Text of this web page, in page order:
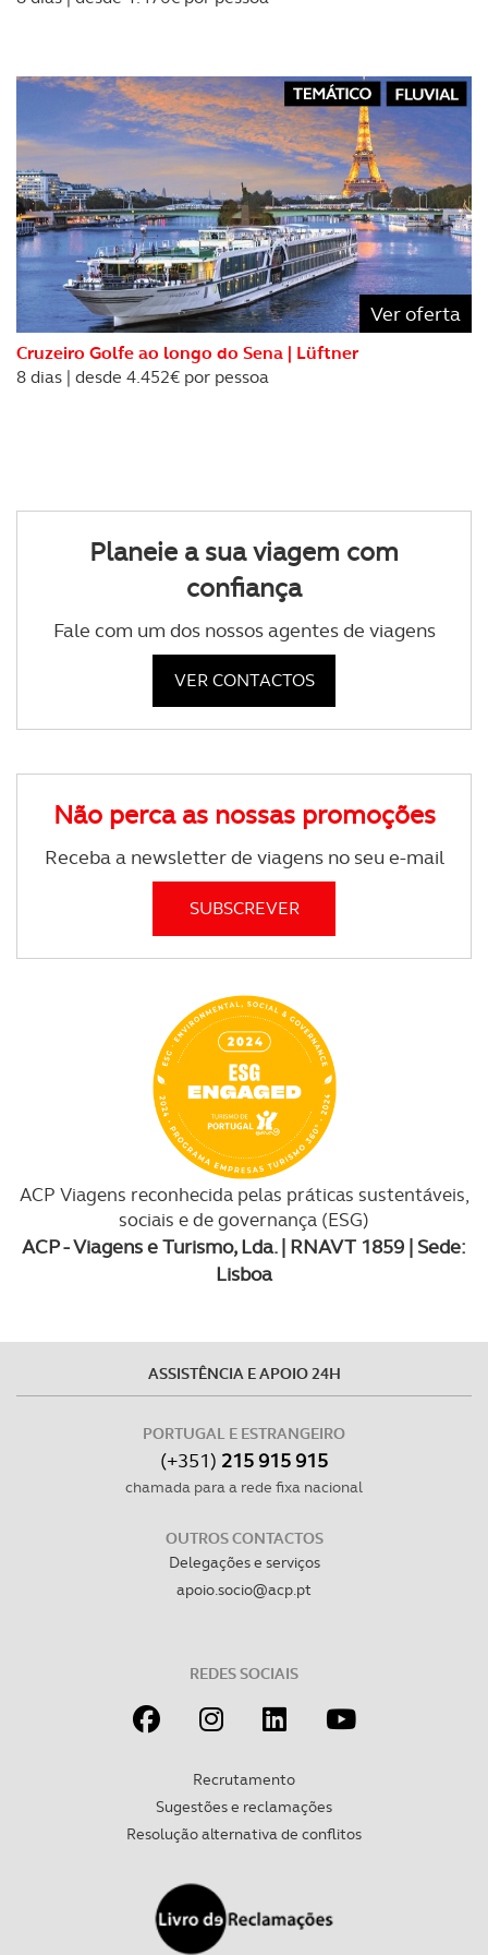
Ver oferta
Cruzeiro Golfe ao longo do Sena | Lüftner
8 dias | desde 4.452€ por pessoa
Planeie a sua viagem com
confiança
Fale com um dos nossos agentes de viagens
VER CONTACTOS
Não perca as nossas promoções
Receba a newsletter de viagens no seu e-mail
ACP Viagens reconhecida pelas práticas sustentáveis,
sociais e de governança (ESG)
ACP - Viagens e Turismo, Lda. | RNAVT 1859 | Sede:
Lisboa
ASSISTÊNCIA E APOIO 24H
PORTUGAL E ESTRANGEIRO
(+351) 215 915 915
chamada para a rede fixa nacional
OUTROS CONTACTOS
Delegações e serviços
apoio.socio@acp.pt
REDES SOCIAIS
Recrutamento
Sugestões e reclamações
Resolução alternativa de conflitos